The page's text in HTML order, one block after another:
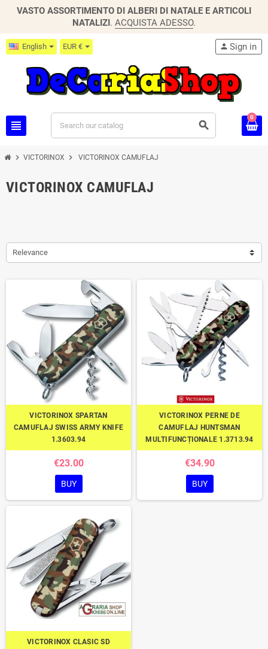
VASTO ASSORTIMENTO DI ALBERI DI NATALE E ARTICOLI
NATALIZI. ACQUISTA ADESSO.
English EUR €
view_headline search
person Sign in
0
chevron_right VICTORINOX chevron_right VICTORINOX CAMUFLAJ
VICTORINOX CAMUFLAJ
Relevance
VICTORINOX SPARTAN
CAMUFLAJ SWISS ARMY KNIFE
1.3603.94
€23.00
BUY
VICTORINOX PERNE DE
CAMUFLAJ HUNTSMAN
MULTIFUNCȚIONALE 1.3713.94
€34.90
BUY
VICTORINOX CLASIC SD